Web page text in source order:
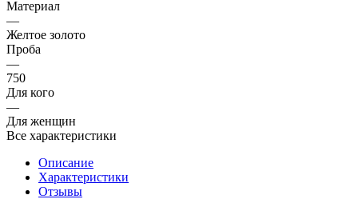
Материал
—
Желтое золото
Проба
—
750
Для кого
—
Для женщин
Все характеристики
Описание
Характеристики
Отзывы